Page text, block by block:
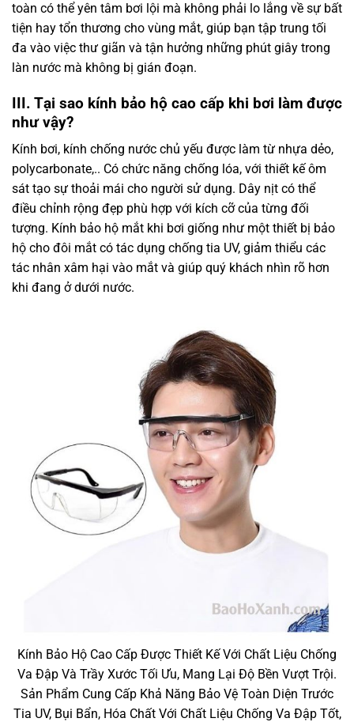
toàn có thể yên tâm bơi lội mà không phải lo lắng về sự bất
tiện hay tổn thương cho vùng mắt, giúp bạn tập trung tối
đa vào việc thư giãn và tận hưởng những phút giây trong
làn nước mà không bị gián đoạn.
III. Tại sao kính bảo hộ cao cấp khi bơi làm được
như vậy?
Kính bơi, kính chống nước chủ yếu được làm từ nhựa dẻo,
polycarbonate,.. Có chức năng chống lóa, với thiết kế ôm
sát tạo sự thoải mái cho người sử dụng. Dây nịt có thể
điều chỉnh rộng đẹp phù hợp với kích cỡ của từng đối
tượng. Kính bảo hộ mắt khi bơi giống như một thiết bị bảo
hộ cho đôi mắt có tác dụng chống tia UV, giảm thiểu các
tác nhân xâm hại vào mắt và giúp quý khách nhìn rõ hơn
khi đang ở dưới nước.
Kính Bảo Hộ Cao Cấp Được Thiết Kế Với Chất Liệu Chống
Va Đập Và Trầy Xước Tối Ưu, Mang Lại Độ Bền Vượt Trội.
Sản Phẩm Cung Cấp Khả Năng Bảo Vệ Toàn Diện Trước
Tia UV, Bụi Bẩn, Hóa Chất Với Chất Liệu Chống Va Đập Tốt,